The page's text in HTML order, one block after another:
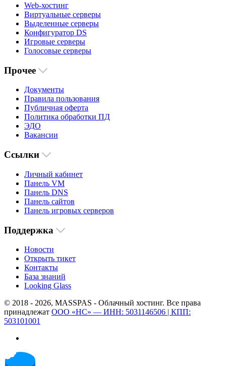
Web-хостинг
Виртуальные серверы
Выделенные серверы
Конфигуратор DS
Игровые серверы
Голосовые серверы
Прочее
Документы
Правила пользования
Публичная оферта
Политика обработки ПД
ЭДО
Вакансии
Ссылки
Личный кабинет
Панель VM
Панель DNS
Панель сайтов
Панель игровых серверов
Поддержка
Новости
Открыть тикет
Контакты
База знаний
Looking Glass
© 2018 - 2026, MASSPAS - Облачный хостинг. Все права
принадлежат ООО «НС» — ИНН: 5031146506 | КПП:
503101001